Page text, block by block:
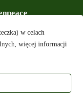
w celach
więcej informacji